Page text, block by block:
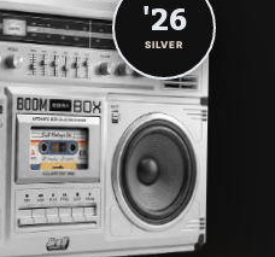
'26
SILVER